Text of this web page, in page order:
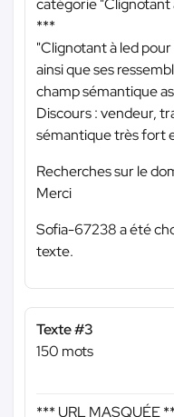
catégorie "Clignotant
***
"Clignotant à led
ainsi que ses
champ sémantique
Discours : vendeur,
sémantique très fort
Recherches sur le
Merci
Sofia-67238 a été
texte.
Texte #3
150 mots
*** URL MASQUÉE